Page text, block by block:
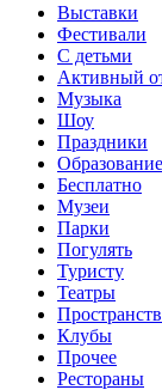
Выставки
Фестивали
С детьми
Активный
Музыка
Шоу
Праздники
Образование
Бесплатно
Музеи
Парки
Погулять
Туристу
Театры
Клубы
Прочее
Рестораны